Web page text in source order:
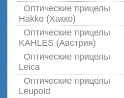
Оптические прицелы
Hakko (Хакко)
Оптические прицелы
KAHLES (Австрия)
Оптические прицелы
Leica
Оптические прицелы
Leupold